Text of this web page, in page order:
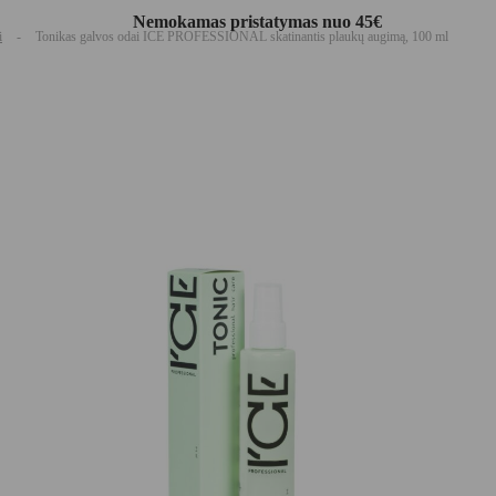
Nemokamas pristatymas nuo 45€
- Tonikas galvos odai ICE PROFESSIONAL skatinantis plaukų augimą, 100 ml